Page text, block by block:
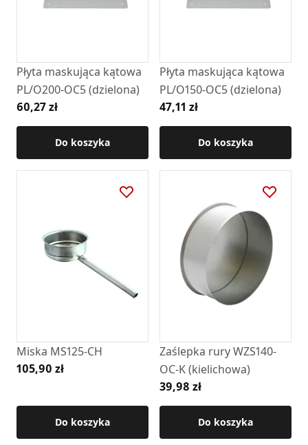
Płyta maskująca kątowa
PL/O200-OC5 (dzielona)
60,27 zł
Do koszyka
Płyta maskująca kątowa
PL/O150-OC5 (dzielona)
47,11 zł
Do koszyka
Miska MS125-CH
105,90 zł
Do koszyka
Zaślepka rury WZS140-
OC-K (kielichowa)
39,98 zł
Do koszyka